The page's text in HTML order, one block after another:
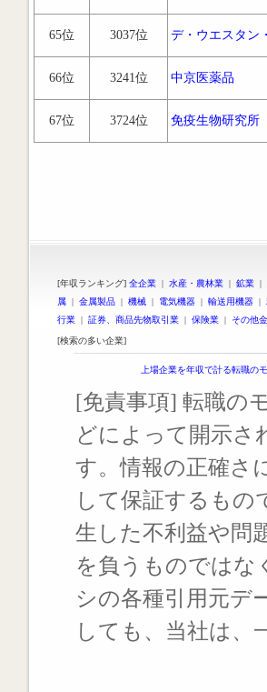
65位 3037位 デ・ウエスタン
66位 3241位 中京医薬品
67位 3724位 免疫生物研究所
[年収ランキング] 全企業 | 水産・農林業 | 鉱業 |
属 | 金属製品 | 機械 | 電気機器 | 輸送用機器 |
行業 | 証券、商品先物取引業 | 保険業 | その他
[検索の多い企業]
上場企業を年収で計る転職の
[免責事項] 転職の
どによって開示さ
す。情報の正確さ
して保証するもの
生した不利益や問
を負うものではな
シの各種引用元デ
しても、当社は、